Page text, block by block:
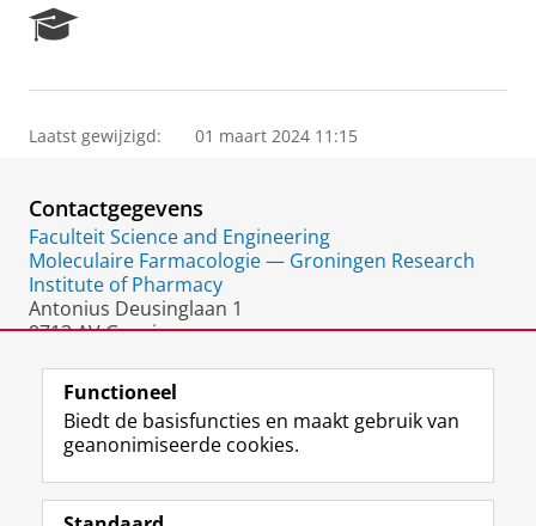
e
r
P
o
r
t
a
l
Laatst gewijzigd: 01 maart 2024 11:15
Contactgegevens
Faculteit Science and Engineering
Moleculaire Farmacologie — Groningen Research
Institute of Pharmacy
Antonius Deusinglaan 1
9713 AV Groningen
Volg de RUG
F
a
L
i
R
S
I
n
Y
o
Functioneel
Biedt de basisfuncties en maakt gebruik van
geanonimiseerde cookies.